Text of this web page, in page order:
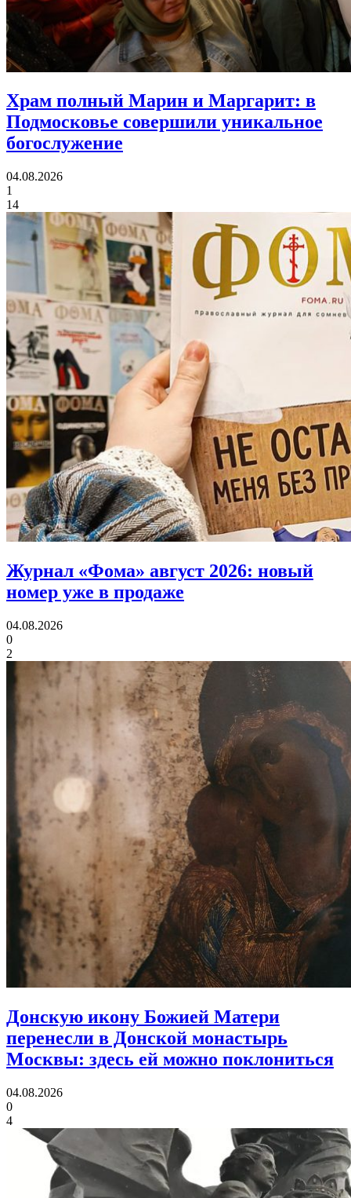
Храм полный Марин и Маргарит: в
Подмосковье совершили уникальное
богослужение
04.08.2026
1
14
Журнал «Фома» август 2026: новый
номер уже в продаже
04.08.2026
0
2
Донскую икону Божией Матери
перенесли в Донской монастырь
Москвы: здесь ей можно поклониться
04.08.2026
0
4